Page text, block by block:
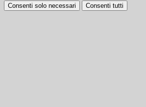
Consenti solo necessari Consenti tutti